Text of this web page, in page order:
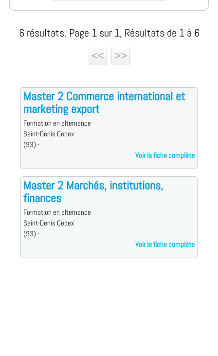
6 résultats. Page 1 sur 1, Résultats de 1 à 6
<<
>>
Master 2 Commerce international et
marketing export
Formation en alternance
Saint-Denis Cedex
(93) -
Voir la fiche complète
Master 2 Marchés, institutions,
finances
Formation en alternance
Saint-Denis Cedex
(93) -
Voir la fiche complète